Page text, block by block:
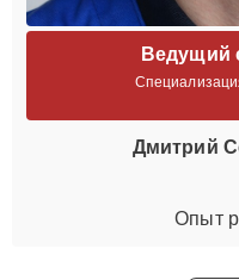
Ведущий
Дмитрий
Опыт